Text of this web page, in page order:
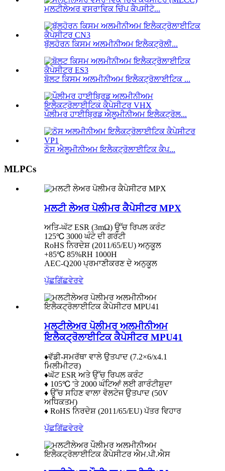
ਮਲਟੀਲੇਅਰ ਵਸਰਾਵਿਕ ਚਿੱਪ ਕੈਪਸੀਟੋ...
ਬੁੱਲਹੋਰਨ ਕਿਸਮ ਅਲਮੀਨੀਅਮ ਇਲੈਕਟ੍ਰੋਲੀ...
ਬੋਲਟ ਕਿਸਮ ਅਲਮੀਨੀਅਮ ਇਲੈਕਟ੍ਰੋਲਾਈਟਿਕ ...
ਪੌਲੀਮਰ ਹਾਈਬ੍ਰਿਡ ਐਲੂਮੀਨੀਅਮ ਇਲੈਕਟ੍ਰੋਲ...
ਠੋਸ ਐਲੂਮੀਨੀਅਮ ਇਲੈਕਟ੍ਰੋਲਾਈਟਿਕ ਕੈਪ...
MLPCs
ਮਲਟੀ ਲੇਅਰ ਪੋਲੀਮਰ ਕੈਪੇਸੀਟਰ MPX
ਅਤਿ-ਘੱਟ ESR (3mΩ) ਉੱਚ ਰਿਪਲ ਕਰੰਟ
125℃ 3000 ਘੰਟੇ ਦੀ ਗਰੰਟੀ
RoHS ਨਿਰਦੇਸ਼ (2011/65/EU) ਅਨੁਕੂਲ
+85℃ 85%RH 1000H
AEC-Q200 ਪ੍ਰਮਾਣੀਕਰਣ ਦੇ ਅਨੁਕੂਲ
ਪੁੱਛਗਿੱਛਵੇਰਵੇ
ਮਲਟੀਲੇਅਰ ਪੋਲੀਮਰ ਅਲਮੀਨੀਅਮ
ਇਲੈਕਟ੍ਰੋਲਾਈਟਿਕ ਕੈਪੇਸੀਟਰ MPU41
♦ਵੱਡੀ-ਸਮਰੱਥਾ ਵਾਲੇ ਉਤਪਾਦ (7.2×6/x4.1
ਮਿਲੀਮੀਟਰ)
♦ਘੱਟ ESR ਅਤੇ ਉੱਚ ਰਿਪਲ ਕਰੰਟ
♦ 105℃ 'ਤੇ 2000 ਘੰਟਿਆਂ ਲਈ ਗਾਰੰਟੀਸ਼ੁਦਾ
♦ ਉੱਚ ਸਹਿਣ ਵਾਲਾ ਵੋਲਟੇਜ ਉਤਪਾਦ (50V
ਅਧਿਕਤਮ)
♦ RoHS ਨਿਰਦੇਸ਼ (2011/65/EU) ਪੱਤਰ ਵਿਹਾਰ
ਪੁੱਛਗਿੱਛਵੇਰਵੇ